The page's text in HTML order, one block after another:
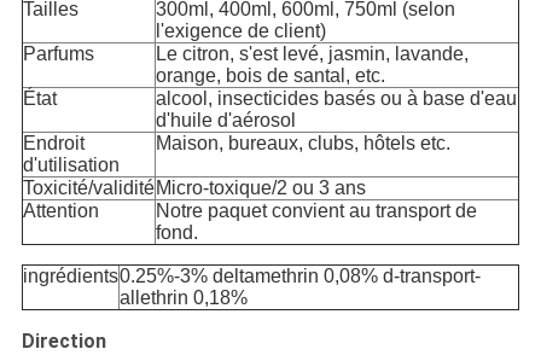
Tailles
300ml, 400ml, 600ml, 750ml (selon
l'exigence de client)
Parfums
Le citron, s'est levé, jasmin, lavande,
orange, bois de santal, etc.
État
alcool, insecticides basés ou à base d'eau
d'huile d'aérosol
Endroit
d'utilisation
Maison, bureaux, clubs, hôtels etc.
Toxicité/validitéMicro-toxique/2 ou 3 ans
Attention
Notre paquet convient au transport de
fond.
ingrédients0.25%-3% deltamethrin 0,08% d-transport-
allethrin 0,18%
Direction